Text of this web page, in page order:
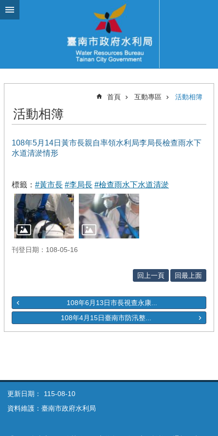
跳到主要內容區塊
首頁 互動專區 活動相簿
活動相簿
108年5月14日黃市長親自率領水利局李局長檢查雨水下
水道清淤情形
標籤： #黃市長 #李局長 #檢查雨水下水道清淤
刊登日期：108-05-16
回上一頁 回最上面
108年6月13日市長視查永康...
108年4月15日臺南市防汛整...
更新日期：
115-08-10
資料維護：臺南市政府水利局